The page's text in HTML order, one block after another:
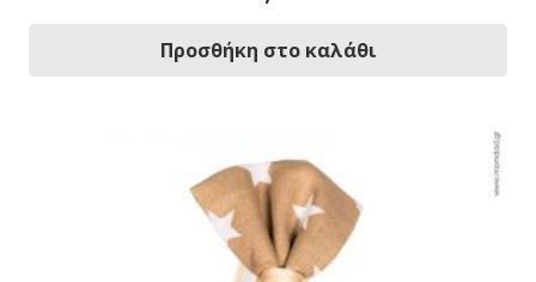
Προσθήκη στο καλάθι